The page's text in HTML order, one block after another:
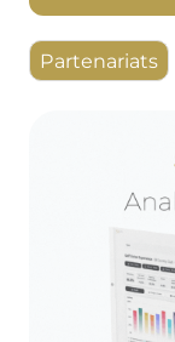
Partenariats